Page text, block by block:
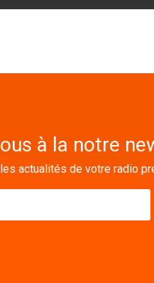
à la notre
actualités de votre radio